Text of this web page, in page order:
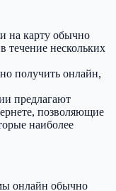
на карту обычно
течение нескольких
получить онлайн,
предлагают
позволяющие
наиболее
онлайн обычно